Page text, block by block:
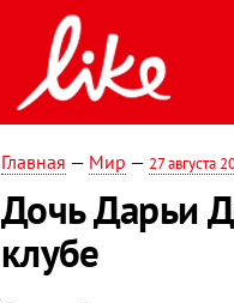
Главная — Мир — 27 августа
Дочь Дарьи
клубе